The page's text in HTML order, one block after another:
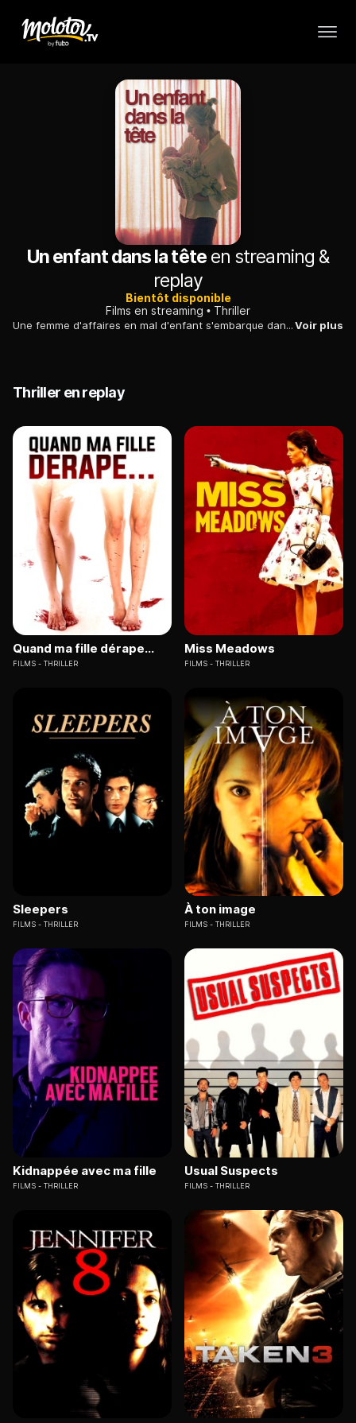
Un enfant dans la têteen streaming &
replay
Bientôt disponible
Films en streaming
Thriller
Une femme d'affaires en mal d'enfant s'embarque dans un voyage dangereux et désespéré pour devenir mère.Voir plus
Thriller en replay
Quand ma fille dérape...
FILMS THRILLER
Miss Meadows
FILMS THRILLER
Sleepers
FILMS THRILLER
À ton image
FILMS THRILLER
Kidnappée avec ma fille
FILMS THRILLER
Usual Suspects
FILMS THRILLER